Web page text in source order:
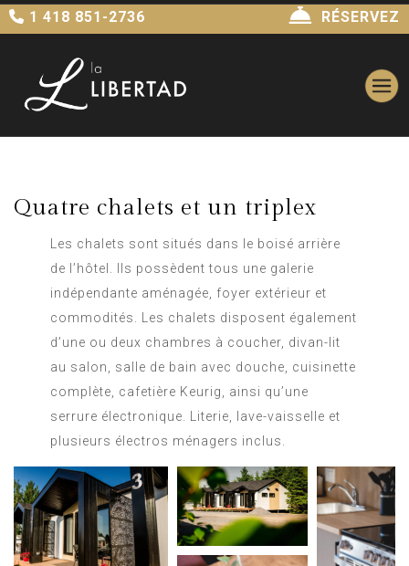
1 418 851-2736 RÉSERVEZ
Quatre chalets et un triplex
Les chalets sont situés dans le boisé arrière
de l’hôtel. Ils possèdent tous une galerie
indépendante aménagée, foyer extérieur et
commodités. Les chalets disposent également
d’une ou deux chambres à coucher, divan-lit
au salon, salle de bain avec douche, cuisinette
complète, cafetière Keurig, ainsi qu’une
serrure électronique. Literie, lave-vaisselle et
plusieurs électros ménagers inclus.